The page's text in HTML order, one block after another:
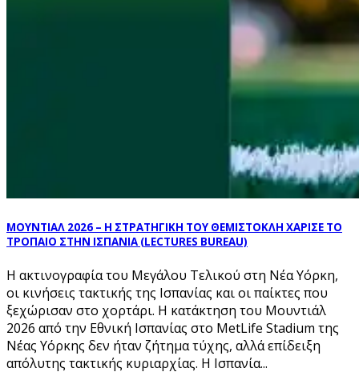
ΜΟΥΝΤΙΑΛ 2026 – Η ΣΤΡΑΤΗΓΙΚΗ ΤΟΥ ΘΕΜΙΣΤΟΚΛΗ ΧΑΡΙΣΕ ΤΟ
ΤΡΟΠΑΙΟ ΣΤΗΝ ΙΣΠΑΝΙΑ (LECTURES BUREAU)
Η ακτινογραφία του Μεγάλου Τελικού στη Νέα Υόρκη,
οι κινήσεις τακτικής της Ισπανίας και οι παίκτες που
ξεχώρισαν στο χορτάρι. Η κατάκτηση του Μουντιάλ
2026 από την Εθνική Ισπανίας στο MetLife Stadium της
Νέας Υόρκης δεν ήταν ζήτημα τύχης, αλλά επίδειξη
απόλυτης τακτικής κυριαρχίας. Η Ισπανία...